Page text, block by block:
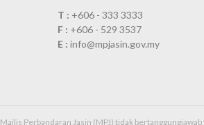
T : +606 - 333 3333
F : +606 - 529 3537
E : info@mpjasin.gov.my
Majlis Perbandaran Jasin (MPJ) tidak